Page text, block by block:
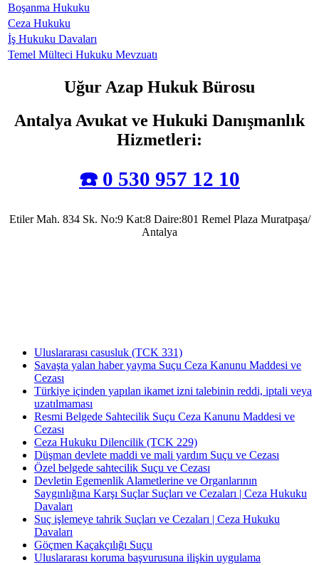
Boşanma Hukuku
Ceza Hukuku
İş Hukuku Davaları
Temel Mülteci Hukuku Mevzuatı
Uğur Azap Hukuk Bürosu
Antalya Avukat ve Hukuki Danışmanlık
Hizmetleri:
☎️ 0 530 957 12 10
Etiler Mah. 834 Sk. No:9 Kat:8 Daire:801 Remel Plaza Muratpaşa/
Antalya
Uluslararası casusluk (TCK 331)
Savaşta yalan haber yayma Suçu Ceza Kanunu Maddesi ve
Cezası
Türkiye içinden yapılan ikamet izni talebinin reddi, iptali veya
uzatılmaması
Resmi Belgede Sahtecilik Suçu Ceza Kanunu Maddesi ve
Cezası
Ceza Hukuku Dilencilik (TCK 229)
Düşman devlete maddi ve mali yardım Suçu ve Cezası
Özel belgede sahtecilik Suçu ve Cezası
Devletin Egemenlik Alametlerine ve Organlarının
Saygınlığına Karşı Suçlar Suçları ve Cezaları | Ceza Hukuku
Davaları
Suç işlemeye tahrik Suçları ve Cezaları | Ceza Hukuku
Davaları
Göçmen Kaçakçılığı Suçu
Uluslararası koruma başvurusuna ilişkin uygulama